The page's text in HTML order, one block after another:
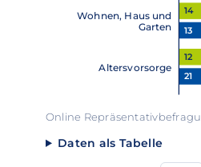
Wohnen, Haus und
Garten
14
13
Altersvorsorge
12
21
Online
Daten als Tabelle